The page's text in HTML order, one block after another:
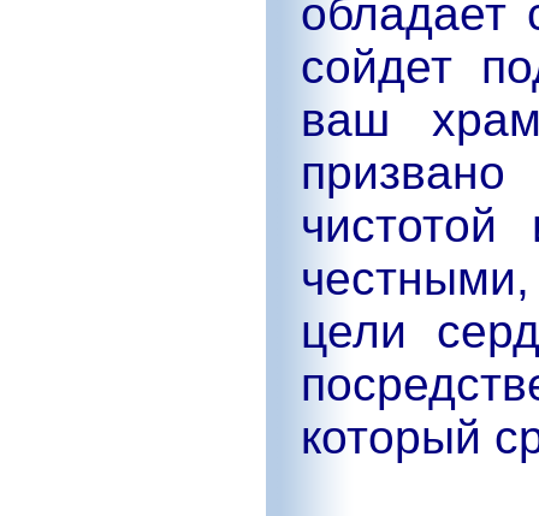
обладает
сойдет
ваш
цели
который